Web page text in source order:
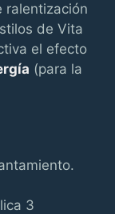
ralentización
de Vita
el efecto
(para la
3